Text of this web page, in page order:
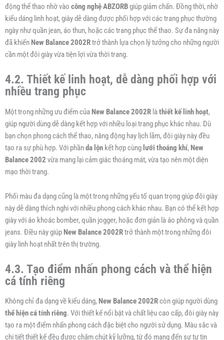
động thể thao nhờ vào công nghệ ABZORBgiúp giảm chấn. Đồng thời, nhờ
kiểu dáng linh hoạt, giày dễ dàng được phối hợp với các trang phục thường
ngày như quần jean, áo thun, hoặc các trang phục thể thao. Sự đa năng này
đã khiến New Balance 2002Rtrở thành lựa chọn lý tưởng cho những người
cần một đôi giày vừa tiện lợi vừa thời trang.
4.2. Thiết kế linh hoạt, dễ dàng phối hợp với
nhiều trang phục
Một trong những ưu điểm của New Balance 2002R làthiết kế linh hoạt,
giúp người dùng dễ dàng kết hợp với nhiều loại trang phục khác nhau. Dù
bạn chọn phong cách thể thao, năng động hay lịch lãm, đôi giày này đều
tạo ra sự phù hợp. Với phầnda lộn kết hợp cùng lưới thoáng khí, New
Balance 2002 vừa mang lại cảm giác thoáng mát, vừa tạo nên một diện
mạo thời trang.
Phối màu đa dạng cũng là một trong những yếu tố quan trọng giúp đôi giày
này dễ dàng thích nghi với nhiều phong cách khác nhau. Bạn có thể kết hợp
giày với áo khoác bomber, quần jogger, hoặc đơn giản là áo phông và quần
jeans. Điều này giúp New Balance 2002Rtrở thành một trong những đôi
giày linh hoạt nhất trên thị trường.
4.3. Tạo điểm nhấn phong cách và thể hiện
cá tính riêng
Không chỉ đa dạng về kiểu dáng, New Balance 2002Rcòn giúp người dùng
thể hiện cá tính riêng. Với thiết kế nổi bật và chất liệu cao cấp, đôi giày này
tạo ra một điểm nhấn phong cách đặc biệt cho người sử dụng. Màu sắc và
chi tiết thiết kế đều được chăm chút kỹ lưỡng, từ đó mang đến sự tự tin